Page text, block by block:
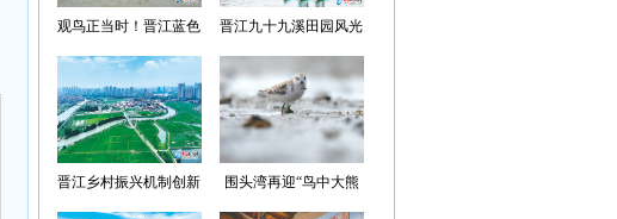
观鸟正当时！晋江蓝色
晋江九十九溪田园风光
光”首批认定名单
晋江乡村振兴机制创新
围头湾再迎“鸟中大熊